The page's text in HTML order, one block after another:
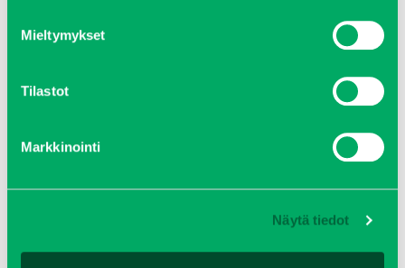
Mieltymykset
Tilastot
Markkinointi
Näytä tiedot